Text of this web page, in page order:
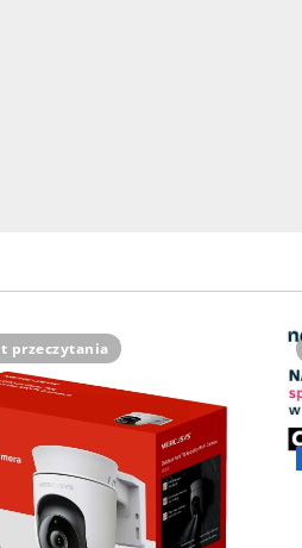
przeczytania